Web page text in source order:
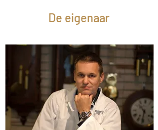
De eigenaar